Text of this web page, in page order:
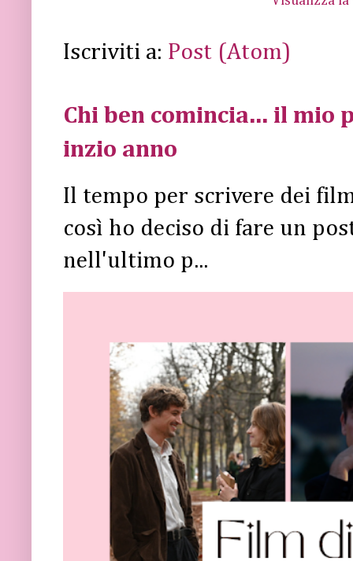
Iscriviti a: Post (Atom)
Chi ben comincia... il
inzio anno
Il tempo per scrivere dei
così ho deciso di fare un
nell'ultimo p...